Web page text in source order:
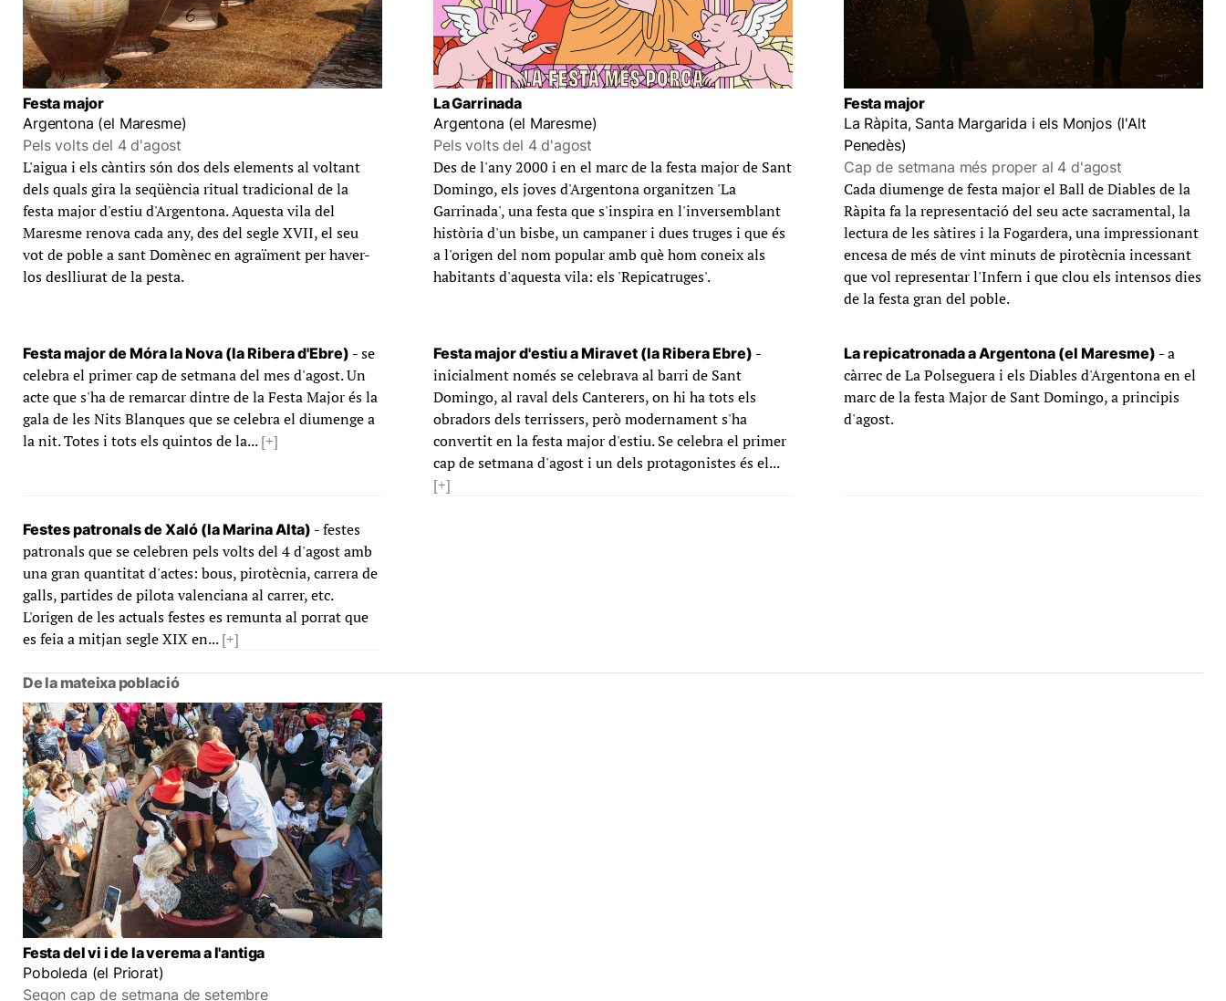
Festa major
Argentona (el Maresme)
Pels volts del 4 d'agost
L'aigua i els càntirs són dos dels elements al voltant
dels quals gira la seqüència ritual tradicional de la
festa major d'estiu d'Argentona. Aquesta vila del
Maresme renova cada any, des del segle XVII, el seu
vot de poble a sant Domènec en agraïment per haver-
los deslliurat de la pesta.
La Garrinada
Argentona (el Maresme)
Pels volts del 4 d'agost
Des de l'any 2000 i en el marc de la festa major de Sant
Domingo, els joves d'Argentona organitzen 'La
Garrinada', una festa que s'inspira en l'inversemblant
història d'un bisbe, un campaner i dues truges i que és
a l'origen del nom popular amb què hom coneix als
habitants d'aquesta vila: els 'Repicatruges'.
Festa major
La Ràpita, Santa Margarida i els Monjos (l'Alt
Penedès)
Cap de setmana més proper al 4 d'agost
Cada diumenge de festa major el Ball de Diables de la
Ràpita fa la representació del seu acte sacramental, la
lectura de les sàtires i la Fogardera, una impressionant
encesa de més de vint minuts de pirotècnia incessant
que vol representar l'Infern i que clou els intensos dies
de la festa gran del poble.
Festa major de Móra la Nova (la Ribera d'Ebre) - se
celebra el primer cap de setmana del mes d'agost. Un
acte que s'ha de remarcar dintre de la Festa Major és la
gala de les Nits Blanques que se celebra el diumenge a
la nit. Totes i tots els quintos de la...[+]
Festa major d'estiu a Miravet (la Ribera Ebre) -
inicialment només se celebrava al barri de Sant
Domingo, al raval dels Canterers, on hi ha tots els
obradors dels terrissers, però modernament s'ha
convertit en la festa major d'estiu. Se celebra el primer
cap de setmana d'agost i un dels protagonistes és el...
[+]
La repicatronada a Argentona (el Maresme) - a
càrrec de La Polseguera i els Diables d'Argentona en el
marc de la festa Major de Sant Domingo, a principis
d'agost.
Festes patronals de Xaló (la Marina Alta) - festes
patronals que se celebren pels volts del 4 d'agost amb
una gran quantitat d'actes: bous, pirotècnia, carrera de
galls, partides de pilota valenciana al carrer, etc.
L'origen de les actuals festes es remunta al porrat que
es feia a mitjan segle XIX en...[+]
De la mateixa població
Festa del vi i de la verema a l'antiga
Poboleda (el Priorat)
Segon cap de setmana de setembre